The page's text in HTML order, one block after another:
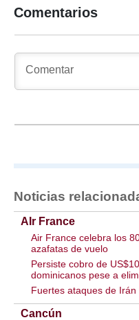
Comentarios
Noticias
AIr France
Air France celebra los
azafatas de vuelo
Persiste cobro de
dominicanos pese a
Fuertes ataques de
Cancún